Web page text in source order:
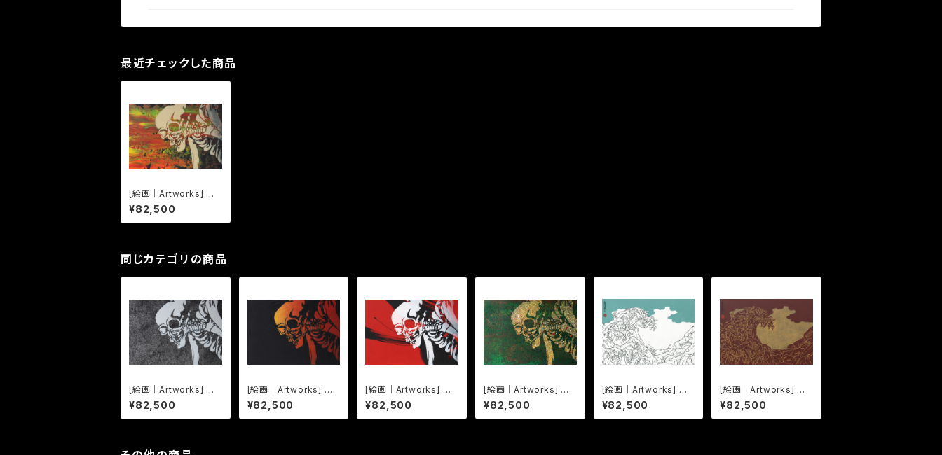
最近チェックした商品
[絵画｜Artworks] しゃ
れこうべ Sharekoub
e -04-
¥82,500
同じカテゴリの商品
[絵画｜Artworks] しゃ
れこうべ Sharekoub
e -01-
¥82,500
[絵画｜Artworks] しゃ
れこうべ Sharekoub
e -02-
¥82,500
[絵画｜Artworks] しゃ
れこうべ Sharekoub
e -03-
¥82,500
[絵画｜Artworks] しゃ
れこうべ Sharekoub
e -05-
¥82,500
[絵画｜Artworks] 三
十三応現身波図 -明日
への精神- 11
¥82,500
[絵画｜Artworks] 三
十三応現身波図 -明日
への精神- 12
¥82,500